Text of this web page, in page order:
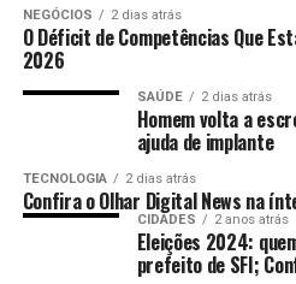
representantes do Sindiex
ações no âmbito da 7ª Região
a regionalização de processos
Alfândega do Porto de Vitória/
Receita Federal do Brasil do
ALF/RJO, de modo a não
do estado.
Comunicação ALES
com informações da
Foto: Reprodução/instagram
NEGÓCIOS 2 dias atrás
O Déficit de Competências Que
2026
SAÚDE 2 dias atrás
Homem volta a
ajuda de implante
TECNOLOGIA 2 dias atrás
Confira o Olhar Digital News na
CIDADES 2 anos atrás
Eleições 2024:
prefeito de SFI;